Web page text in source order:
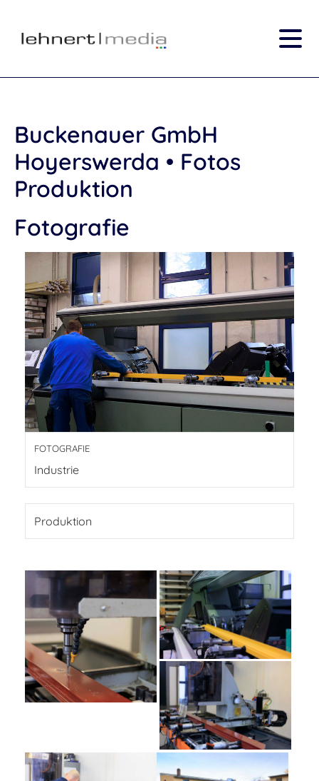
Buckenauer GmbH
Hoyerswerda • Fotos
Produktion
Fotografie
FOTOGRAFIE
Industrie
Produktion